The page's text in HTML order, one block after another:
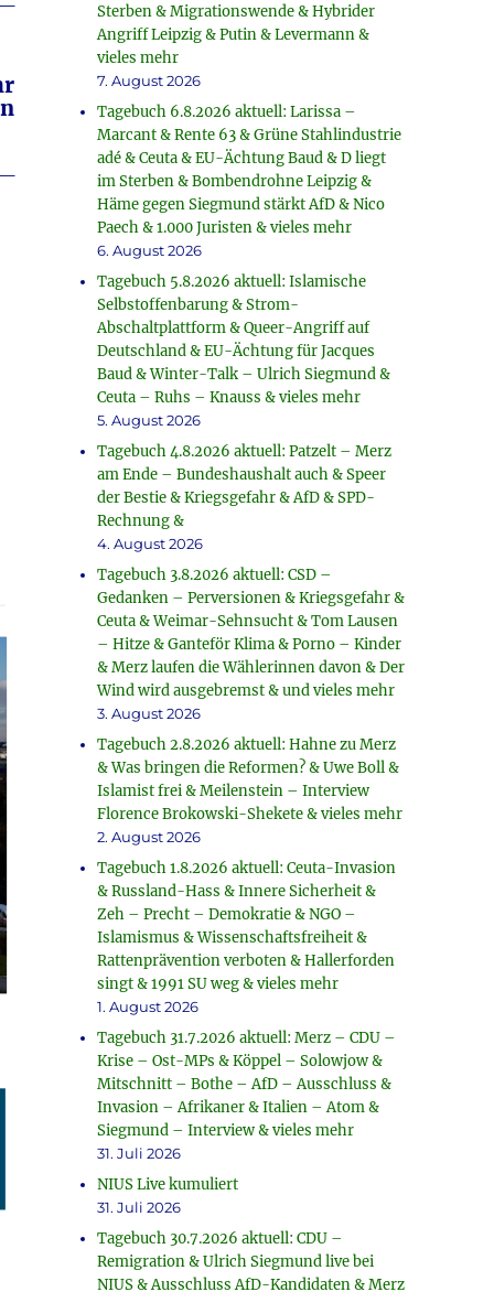
Sterben & Migrationswende & Hybrider
Angriff Leipzig & Putin & Levermann &
vieles mehr
7. August 2026
Tagebuch 6.8.2026 aktuell: Larissa –
Marcant & Rente 63 & Grüne Stahlindustrie
adé & Ceuta & EU-Ächtung Baud & D liegt
im Sterben & Bombendrohne Leipzig &
Häme gegen Siegmund stärkt AfD & Nico
Paech & 1.000 Juristen & vieles mehr
6. August 2026
Tagebuch 5.8.2026 aktuell: Islamische
Selbstoffenbarung & Strom-
Abschaltplattform & Queer-Angriff auf
Deutschland & EU-Ächtung für Jacques
Baud & Winter-Talk – Ulrich Siegmund &
Ceuta – Ruhs – Knauss & vieles mehr
5. August 2026
Tagebuch 4.8.2026 aktuell: Patzelt – Merz
am Ende – Bundeshaushalt auch & Speer
der Bestie & Kriegsgefahr & AfD & SPD-
Rechnung &
4. August 2026
Tagebuch 3.8.2026 aktuell: CSD –
Gedanken – Perversionen & Kriegsgefahr &
Ceuta & Weimar-Sehnsucht & Tom Lausen
– Hitze & Ganteför Klima & Porno – Kinder
& Merz laufen die Wählerinnen davon & Der
Wind wird ausgebremst & und vieles mehr
3. August 2026
Tagebuch 2.8.2026 aktuell: Hahne zu Merz
& Was bringen die Reformen? & Uwe Boll &
Islamist frei & Meilenstein – Interview
Florence Brokowski-Shekete & vieles mehr
2. August 2026
Tagebuch 1.8.2026 aktuell: Ceuta-Invasion
& Russland-Hass & Innere Sicherheit &
Zeh – Precht – Demokratie & NGO –
Islamismus & Wissenschaftsfreiheit &
Rattenprävention verboten & Hallerforden
singt & 1991 SU weg & vieles mehr
1. August 2026
Tagebuch 31.7.2026 aktuell: Merz – CDU –
Krise – Ost-MPs & Köppel – Solowjow &
Mitschnitt – Bothe – AfD – Ausschluss &
Invasion – Afrikaner & Italien – Atom &
Siegmund – Interview & vieles mehr
31. Juli 2026
NIUS Live kumuliert
31. Juli 2026
Tagebuch 30.7.2026 aktuell: CDU –
Remigration & Ulrich Siegmund live bei
NIUS & Ausschluss AfD-Kandidaten & Merz